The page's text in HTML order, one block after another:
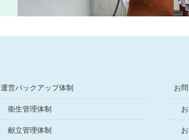
運営バックアップ体制
衛生管理体制
献立管理体制
お